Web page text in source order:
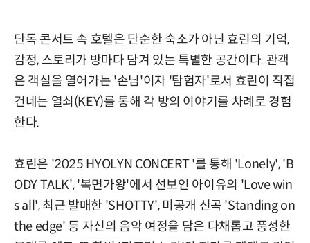
단독 콘서트 속 호텔은 단순한 숙소가 아닌 효린의 기억,
감정, 스토리가 방마다 담겨 있는 특별한 공간이다. 관객
은 객실을 열어가는 '손님'이자 '탐험자'로서 효린이 직접
건네는 열쇠(KEY)를 통해 각 방의 이야기를 차례로 경험
한다.
효린은 '2025 HYOLYN CONCERT'를 통해 'Lonely', 'B
ODY TALK', '복면가왕'에서 선보인 아이유의 'Love win
s all', 최근 발매한 'SHOTTY', 미공개 신곡 'Standing on
the edge' 등 자신의 음악 여정을 담은 다채롭고 풍성한